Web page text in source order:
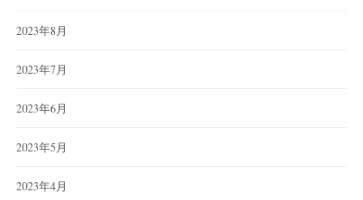
2023年8月
2023年7月
2023年6月
2023年5月
2023年4月